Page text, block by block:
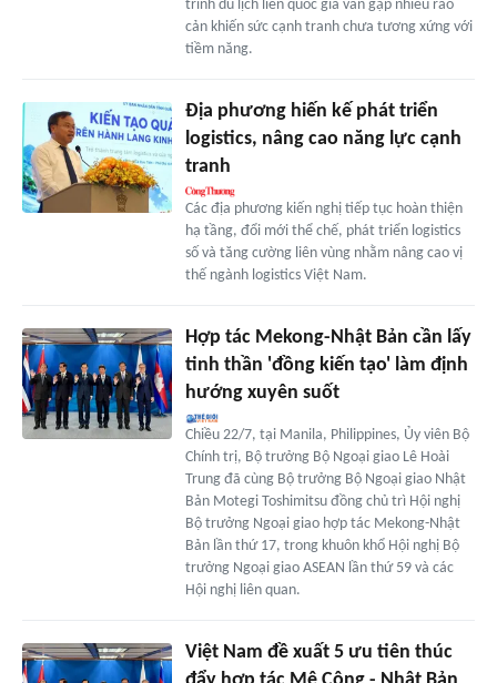
trình du lịch liên quốc gia vẫn gặp nhiều rào
cản khiến sức cạnh tranh chưa tương xứng với
tiềm năng.
Địa phương hiến kế phát triển
logistics, nâng cao năng lực cạnh
tranh
Các địa phương kiến nghị tiếp tục hoàn thiện
hạ tầng, đổi mới thể chế, phát triển logistics
số và tăng cường liên vùng nhằm nâng cao vị
thế ngành logistics Việt Nam.
Hợp tác Mekong-Nhật Bản cần lấy
tinh thần 'đồng kiến tạo' làm định
hướng xuyên suốt
Chiều 22/7, tại Manila, Philippines, Ủy viên Bộ
Chính trị, Bộ trưởng Bộ Ngoại giao Lê Hoài
Trung đã cùng Bộ trưởng Bộ Ngoại giao Nhật
Bản Motegi Toshimitsu đồng chủ trì Hội nghị
Bộ trưởng Ngoại giao hợp tác Mekong-Nhật
Bản lần thứ 17, trong khuôn khổ Hội nghị Bộ
trưởng Ngoại giao ASEAN lần thứ 59 và các
Hội nghị liên quan.
Việt Nam đề xuất 5 ưu tiên thúc